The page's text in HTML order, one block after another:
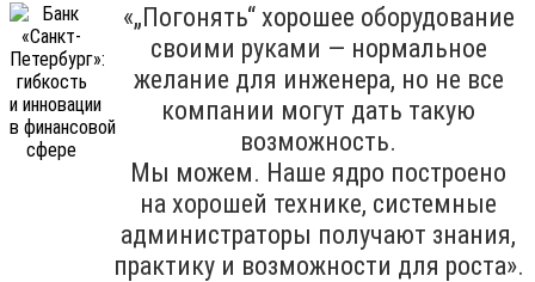
«„Погонять“ хорошее оборудование
своими руками — нормальное
желание для инженера, но не все
компании могут дать такую
возможность.
Мы можем. Наше ядро построено
на хорошей технике, системные
администраторы получают знания,
практику и возможности для роста».